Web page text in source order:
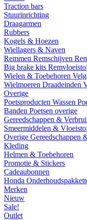
Traction bars
Stuurinrichting
Draagarmen
Rubbers
Kogels & Hoezen
Wiellagers & Naven
Remmen Remschijven
Big brake kits
Wielen & Toebehoren
Wielmoeren Draadeinden
Overige
Poetsproducten Wassen
Banden Poetsen overige
Gereedschappen &
Smeermiddelen &
Overige Gereedschappen
Kleding
Helmen & Toebehoren
Promotie & Stickers
Cadeaubonnen
Honda
Merken
Nieuw
Sale!
Outlet